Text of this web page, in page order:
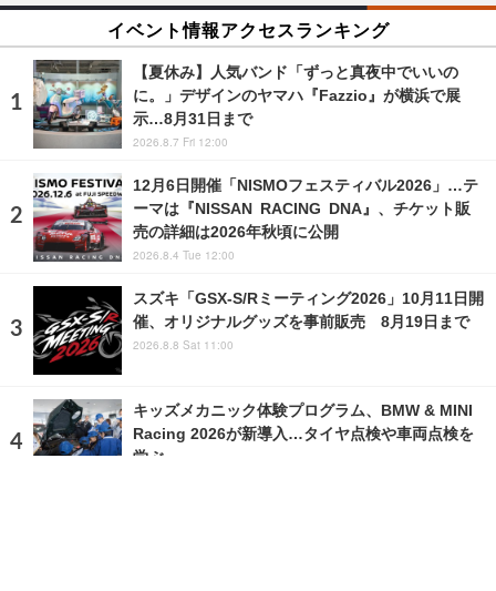
イベント情報アクセスランキング
【夏休み】人気バンド「ずっと真夜中でいいの
に。」デザインのヤマハ『Fazzio』が横浜で展
示…8月31日まで
2026.8.7 Fri 12:00
12月6日開催「NISMOフェスティバル2026」…テ
ーマは『NISSAN RACING DNA』、チケット販
売の詳細は2026年秋頃に公開
2026.8.4 Tue 12:00
スズキ「GSX-S/Rミーティング2026」10月11日開
催、オリジナルグッズを事前販売 8月19日まで
2026.8.8 Sat 11:00
キッズメカニック体験プログラム、BMW & MINI
Racing 2026が新導入…タイヤ点検や車両点検を
学ぶ